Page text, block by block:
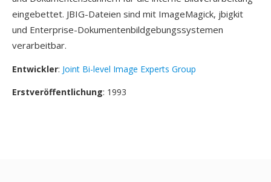
eingebettet. JBIG-Dateien sind mit ImageMagick, jbigkit
und Enterprise-Dokumentenbildgebungssystemen
verarbeitbar.
Entwickler: Joint Bi-level Image Experts Group
Erstveröffentlichung: 1993